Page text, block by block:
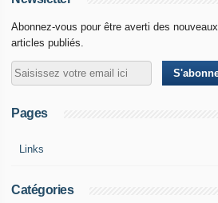
Abonnez-vous pour être averti des nouveaux
articles publiés.
Pages
Links
Catégories